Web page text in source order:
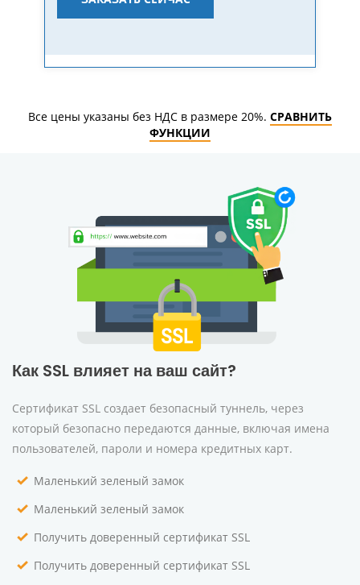
Все цены указаны без НДС в размере 20%. СРАВНИТЬ
ФУНКЦИИ
Как SSL влияет на ваш сайт?
Сертификат SSL создает безопасный туннель, через
который безопасно передаются данные, включая имена
пользователей, пароли и номера кредитных карт.
Маленький зеленый замок
Маленький зеленый замок
Получить доверенный сертификат SSL
Получить доверенный сертификат SSL